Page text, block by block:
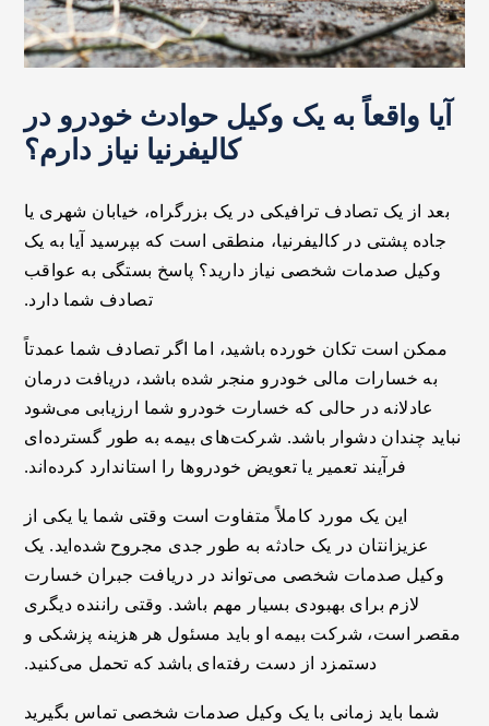
آیا واقعاً به یک وکیل حوادث خودرو در
کالیفرنیا نیاز دارم؟
بعد از یک تصادف ترافیکی در یک بزرگراه، خیابان شهری یا
جاده پشتی در کالیفرنیا، منطقی است که بپرسید آیا به یک
وکیل صدمات شخصی نیاز دارید؟ پاسخ بستگی به عواقب
تصادف شما دارد.
ممکن است تکان خورده باشید، اما اگر تصادف شما عمدتاً
به خسارات مالی خودرو منجر شده باشد، دریافت درمان
عادلانه در حالی که خسارت خودرو شما ارزیابی می‌شود
نباید چندان دشوار باشد. شرکت‌های بیمه به طور گسترده‌ای
فرآیند تعمیر یا تعویض خودروها را استاندارد کرده‌اند.
این یک مورد کاملاً متفاوت است وقتی شما یا یکی از
عزیزانتان در یک حادثه به طور جدی مجروح شده‌اید. یک
وکیل صدمات شخصی می‌تواند در دریافت جبران خسارت
لازم برای بهبودی بسیار مهم باشد. وقتی راننده دیگری
مقصر است، شرکت بیمه او باید مسئول هر هزینه پزشکی و
دستمزد از دست رفته‌ای باشد که تحمل می‌کنید.
شما باید زمانی با یک وکیل صدمات شخصی تماس بگیرید